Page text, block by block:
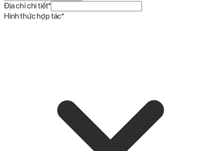
Địa chỉ chi tiết*
Hình thức hợp tác*